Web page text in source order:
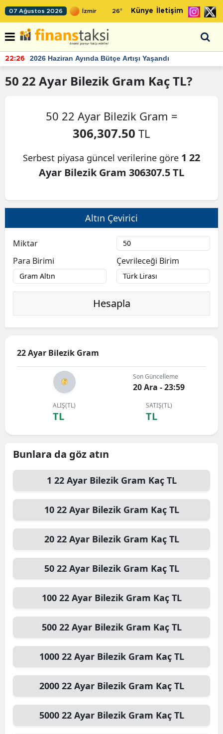
07 Ağustos 2026 26° Künye İletişim
22:26 2026 Haziran Ayında Bütçe Artışı Yaşandı
50 22 Ayar Bilezik Gram Kaç TL?
50 22 Ayar Bilezik Gram =
306,307.50 TL
Serbest piyasa güncel verilerine göre 1 22
Ayar Bilezik Gram 306307.5 TL
Altın Çevirici
Miktar
Para Birimi
Çevrileceği Birim
Hesapla
22 Ayar Bilezik Gram
Son Güncelleme
20 Ara - 23:59
ALIŞ(TL)
TL
SATIŞ(TL)
TL
Bunlara da göz atın
1 22 Ayar Bilezik Gram Kaç TL
10 22 Ayar Bilezik Gram Kaç TL
20 22 Ayar Bilezik Gram Kaç TL
50 22 Ayar Bilezik Gram Kaç TL
100 22 Ayar Bilezik Gram Kaç TL
500 22 Ayar Bilezik Gram Kaç TL
1000 22 Ayar Bilezik Gram Kaç TL
2000 22 Ayar Bilezik Gram Kaç TL
5000 22 Ayar Bilezik Gram Kaç TL